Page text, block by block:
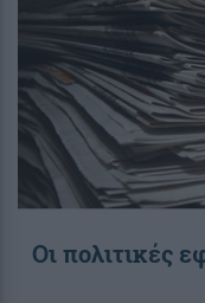
Οι πολιτικές